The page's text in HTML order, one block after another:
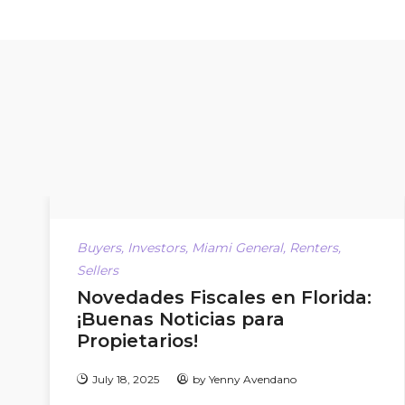
Buyers, Investors, Miami General, Renters,
Sellers
Novedades Fiscales en Florida:
¡Buenas Noticias para
Propietarios!
July 18, 2025 byYenny Avendano